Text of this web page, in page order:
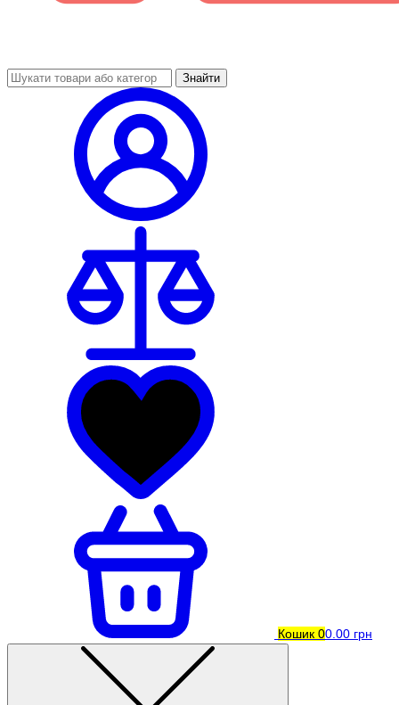
Знайти
Кошик 00.00 грн